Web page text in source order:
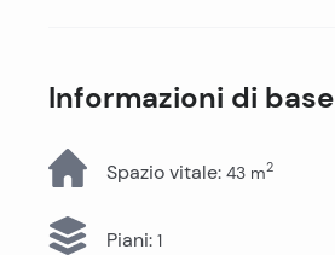
Informazioni di base
Spazio vitale: 43 m2
Piani: 1